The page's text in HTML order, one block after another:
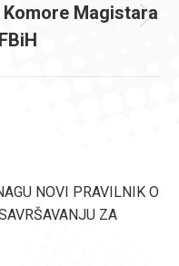
Magistara
NOVI PRAVILNIK O
ZA